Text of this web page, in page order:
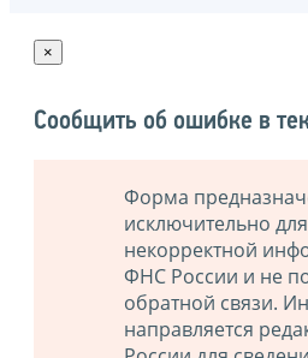
×
Сообщить об ошибке в
Форма
исключительно
некорректной
ФНС России и не
обратной связи.
направляется